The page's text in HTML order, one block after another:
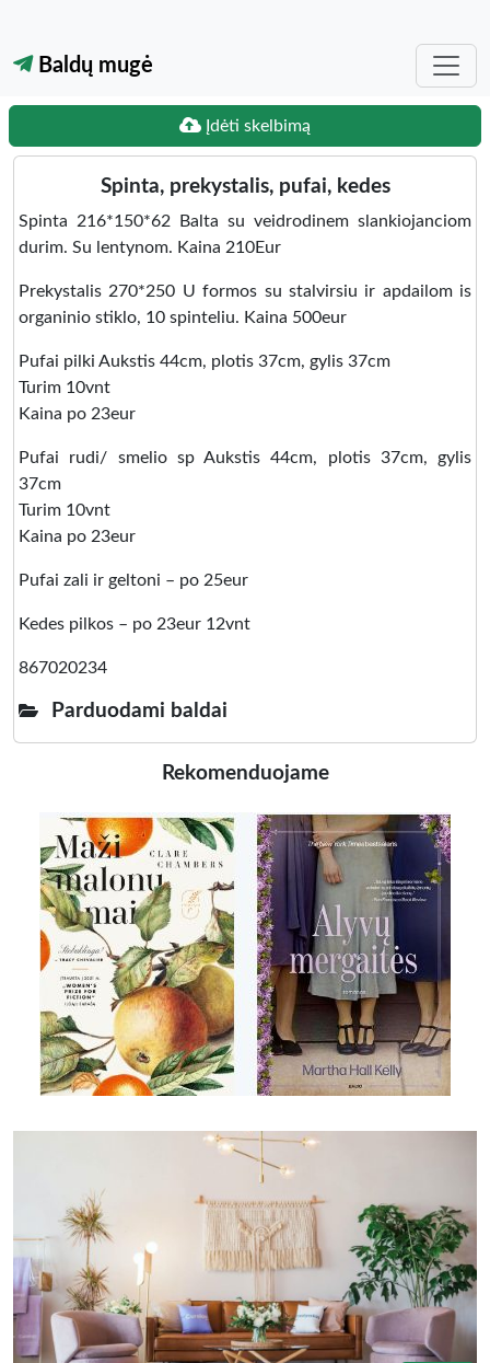
Baldų mugė
Įdėti skelbimą
Spinta, prekystalis, pufai, kedes
Spinta 216*150*62 Balta su veidrodinem slankiojanciom
durim. Su lentynom. Kaina 210Eur
Prekystalis 270*250 U formos su stalvirsiu ir apdailom is
organinio stiklo, 10 spinteliu. Kaina 500eur
Pufai pilki Aukstis 44cm, plotis 37cm, gylis 37cm
Turim 10vnt
Kaina po 23eur
Pufai rudi/ smelio sp Aukstis 44cm, plotis 37cm, gylis
37cm
Turim 10vnt
Kaina po 23eur
Pufai zali ir geltoni – po 25eur
Kedes pilkos – po 23eur 12vnt
867020234
Parduodami baldai
Rekomenduojame